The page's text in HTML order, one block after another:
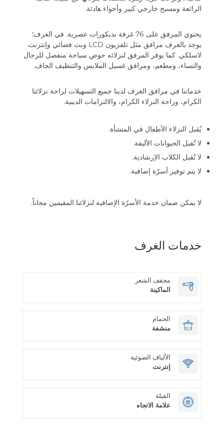
الرائعة ومسبح خارجي كبير وأجواء هادئة.
يحتوي المرفق على 76 غرفة بديكورات عصرية. في الغرف؛
يوجد بالغرف مرافق مثل تلفزيون LCD وبث فضائي وإنترنت
لاسلكي. كما يوفر المرفق لنزلائه حوض سباحة منفصل للرجال
والنساء، ومطعم، ومرافق غسيل الملابس والتنظيف الجاف.
خدماتنا في مرافق الغرف لدينا جميع التسهيلات لراحة نزلائنا
الكرام، وراحة النزلاء الكرام، والالتزامات الدينية.
يُقبل النزلاء الأطفال في المنشأة.
لا تُقبل الحيوانات الأليفة.
لا تُقبل الكلاب الإرشادية.
لا يتم توفير أسرّة إضافية.
لا يمكن ضمان خدمة الأسرّة الإضافية لنزلائنا المقيمين مجاناً.
خدمات الغرف
مجفف الشعر
الماكينة
الحمام
منشفة
الألياف الضوئية
إنترنت
القبلة
علامة الاتجاه